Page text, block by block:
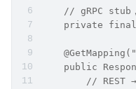
// gRPC stub
private
public
// REST →